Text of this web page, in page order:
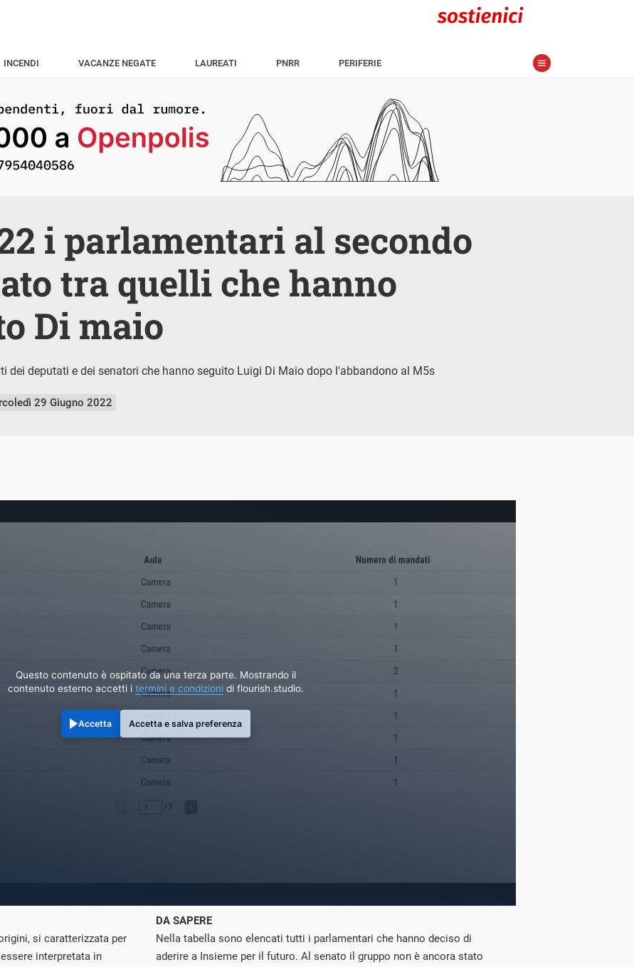
INCENDI VACANZE NEGATE LAUREATI PNRR PERIFERIE
i parlamentari al secondo
tra quelli che hanno
Di maio
dei deputati e dei senatori che hanno seguito Luigi Di Maio dopo l'abbandono al M5s
29 Giugno 2022
Questo contenuto è ospitato da una terza parte. Mostrando il
contenuto esterno accetti i termini e condizioni di flourish.studio.
Accetta Accetta e salva preferenza
si caratterizzata per
interpretata in
DA SAPERE
Nella tabella sono elencati tutti i parlamentari che hanno deciso di
aderire a Insieme per il futuro. Al senato il gruppo non è ancora stato